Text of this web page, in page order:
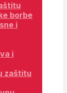
borbe
i
i
zaštitu